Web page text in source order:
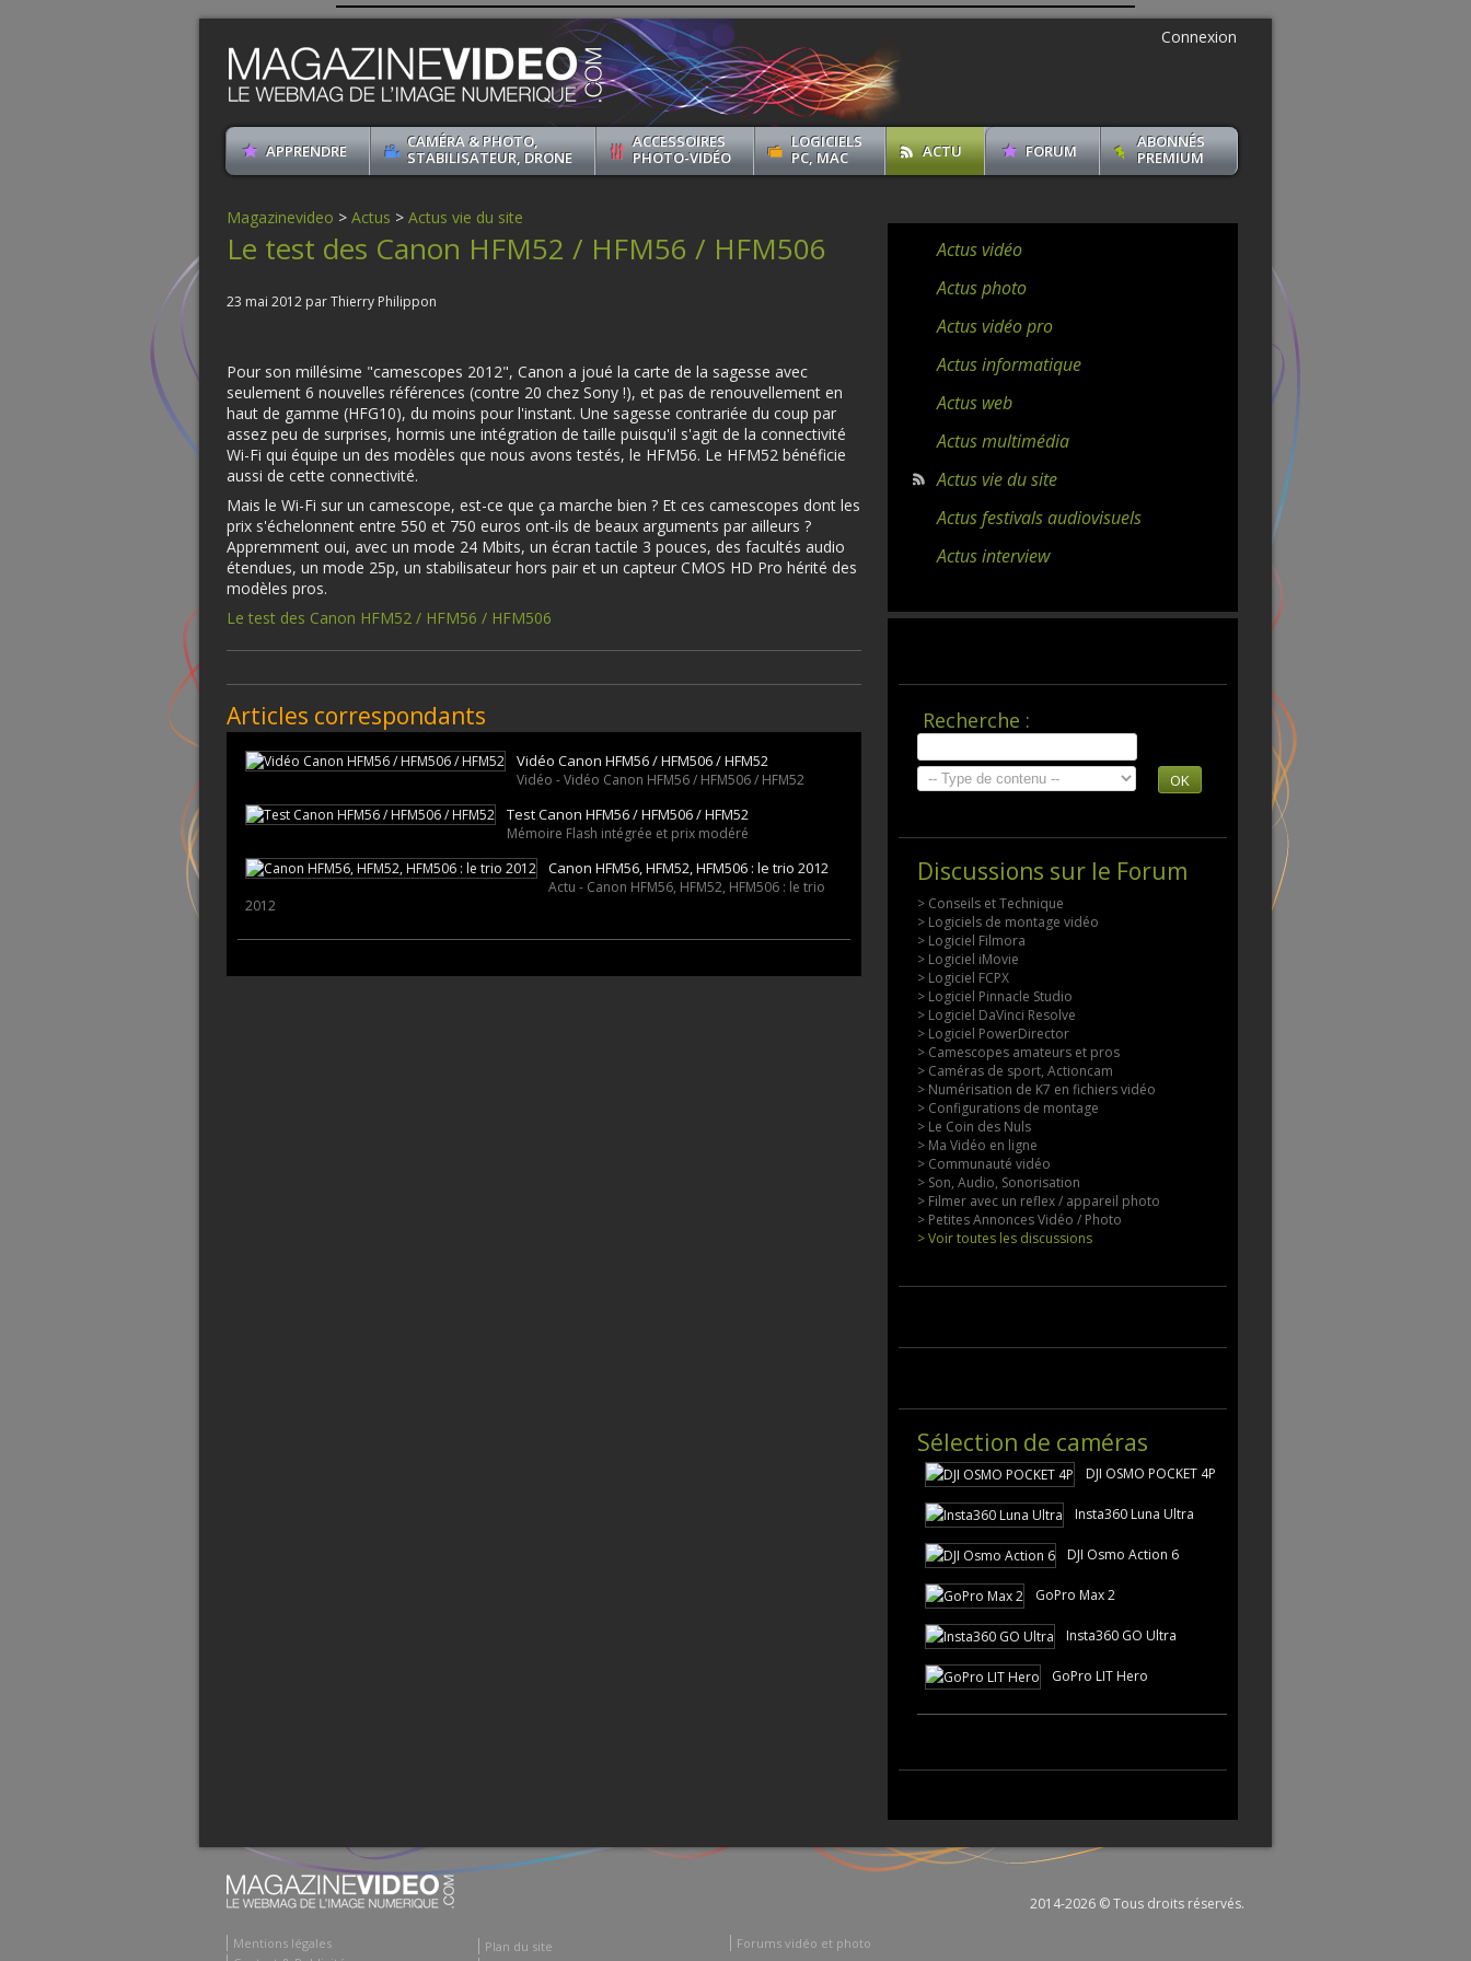
Connexion
APPRENDRE
CAMÉRA & PHOTO,
STABILISATEUR, DRONE
ACCESSOIRES
PHOTO-VIDÉO
LOGICIELS
PC, MAC
ACTU FORUM
ABONNÉS
PREMIUM
Magazinevideo > Actus > Actus vie du site
Le test des Canon HFM52 / HFM56 / HFM506
23 mai 2012 par Thierry Philippon
Pour son millésime "camescopes 2012", Canon a joué la carte de la sagesse avec
seulement 6 nouvelles références (contre 20 chez Sony !), et pas de renouvellement en
haut de gamme (HFG10), du moins pour l'instant. Une sagesse contrariée du coup par
assez peu de surprises, hormis une intégration de taille puisqu'il s'agit de la connectivité
Wi-Fi qui équipe un des modèles que nous avons testés, le HFM56. Le HFM52 bénéficie
aussi de cette connectivité.
Mais le Wi-Fi sur un camescope, est-ce que ça marche bien ? Et ces camescopes dont les
prix s'échelonnent entre 550 et 750 euros ont-ils de beaux arguments par ailleurs ?
Appremment oui, avec un mode 24 Mbits, un écran tactile 3 pouces, des facultés audio
étendues, un mode 25p, un stabilisateur hors pair et un capteur CMOS HD Pro hérité des
modèles pros.
Le test des Canon HFM52 / HFM56 / HFM506
Articles correspondants
Vidéo Canon HFM56 / HFM506 / HFM52
Vidéo - Vidéo Canon HFM56 / HFM506 / HFM52
Test Canon HFM56 / HFM506 / HFM52
Mémoire Flash intégrée et prix modéré
Canon HFM56, HFM52, HFM506 : le trio 2012
Actu - Canon HFM56, HFM52, HFM506 : le trio
2012
Actus vidéo
Actus photo
Actus vidéo pro
Actus informatique
Actus web
Actus multimédia
Actus vie du site
Actus festivals audiovisuels
Actus interview
Recherche :
OK
Discussions sur le Forum
> Conseils et Technique
> Logiciels de montage vidéo
> Logiciel Filmora
> Logiciel iMovie
> Logiciel FCPX
> Logiciel Pinnacle Studio
> Logiciel DaVinci Resolve
> Logiciel PowerDirector
> Camescopes amateurs et pros
> Caméras de sport, Actioncam
> Numérisation de K7 en fichiers vidéo
> Configurations de montage
> Le Coin des Nuls
> Ma Vidéo en ligne
> Communauté vidéo
> Son, Audio, Sonorisation
> Filmer avec un reflex / appareil photo
> Petites Annonces Vidéo / Photo
> Voir toutes les discussions
Sélection de caméras
DJI OSMO POCKET 4P
Insta360 Luna Ultra
DJI Osmo Action 6
GoPro Max 2
Insta360 GO Ultra
GoPro LIT Hero
2014-2026 © Tous droits réservés.
Mentions légales
Plan du site
Forums vidéo et photo